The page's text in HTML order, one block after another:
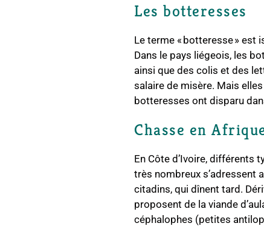
Les botteresses
Le terme « botteresse » est
Dans le pays liégeois, les
ainsi que des colis et des
salaire de misère. Mais
botteresses ont disparu
Chasse en
En Côte d’Ivoire, différents
très nombreux s’adressent
citadins, qui dînent tard.
proposent de la viande
céphalophes (petites